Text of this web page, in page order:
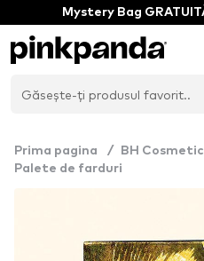
Mystery Bag
Prima pagina / BH
Palete de farduri